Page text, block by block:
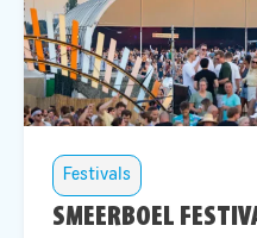
Festivals
SMEERBOEL